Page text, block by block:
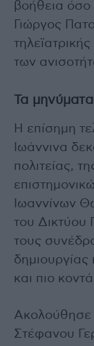
βοήθεια
Γιώργος
των
Τα μηνύματα
Η επίσημη
Ιωάννινα
πολιτείας,
Ιωαννίνων
του Δικτύου
τους
δημιουργίας
και πιο
Ακολούθησε
Στέφανου